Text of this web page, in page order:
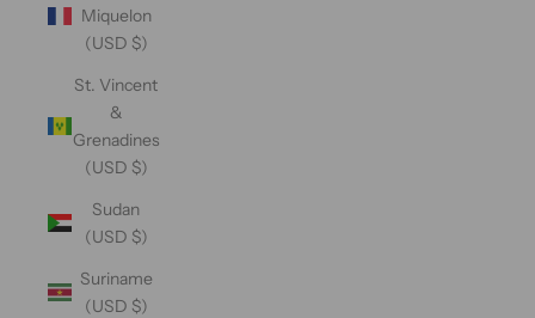
Miquelon
(USD $)
St. Vincent
&
Grenadines
(USD $)
Sudan
(USD $)
Suriname
(USD $)